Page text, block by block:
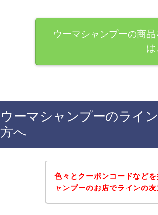
ウーマシャンプーの商
は
ウーマシャンプーのライ
方へ
色々とクーポンコードなど
ャンプーのお店でラインの